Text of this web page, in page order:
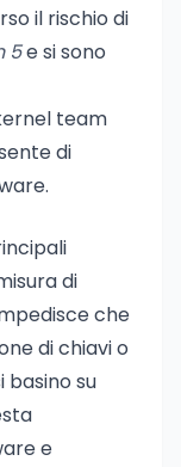
il rischio di
5e si sono
team
di
di
che
di chiavi o
basino su
e